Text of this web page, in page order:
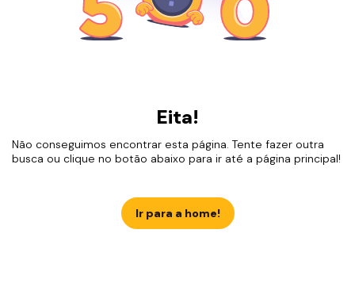
Eita!
Não conseguimos encontrar esta página. Tente fazer outra
busca ou clique no botão abaixo para ir até a página principal!
Ir para a home!